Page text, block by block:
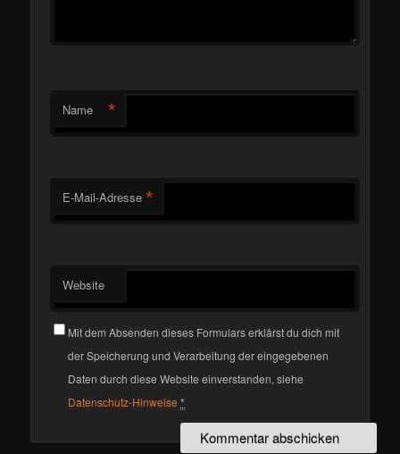
Name *
E-Mail-Adresse *
Website
Mit dem Absenden dieses Formulars erklärst du dich mit
der Speicherung und Verarbeitung der eingegebenen
Daten durch diese Website einverstanden, siehe
Datenschutz-Hinweise *